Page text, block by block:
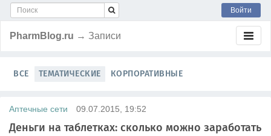
Войти
PharmBlog.ru → Записи
ВСЕ ТЕМАТИЧЕСКИЕ КОРПОРАТИВНЫЕ
Аптечные сети 09.07.2015, 19:52
Деньги на таблетках: сколько можно заработать